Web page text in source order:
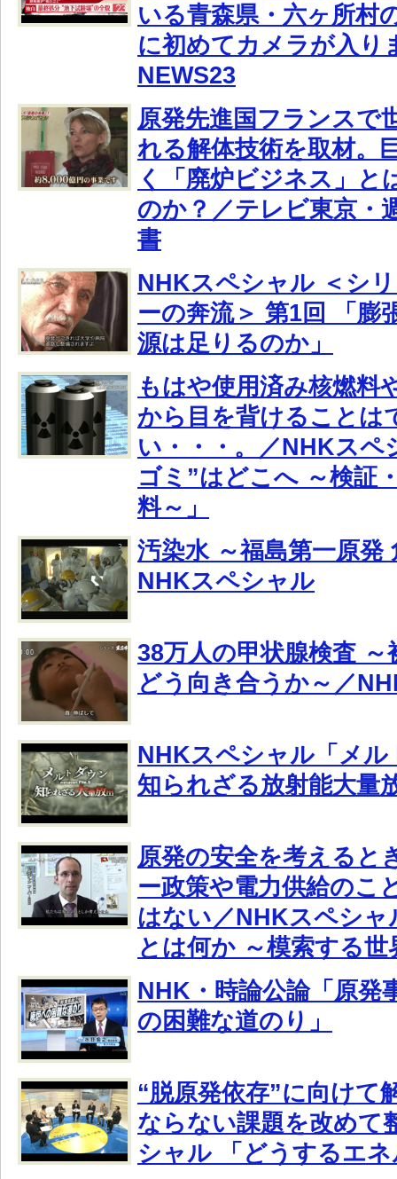
いる青森県・六ヶ所村
に初めてカメラが入り
NEWS23
原発先進国フランスで
れる解体技術を取材。
く「廃炉ビジネス」と
のか？／テレビ東京・
書
NHKスペシャル ＜シ
ーの奔流＞ 第1回 「
源は足りるのか」
もはや使用済み核燃料
から目を背けることは
い・・・。／NHKスペ
ゴミ”はどこへ ～検証
料～」
汚染水 ～福島第一原発
NHKスペシャル
38万人の甲状腺検査
どう向き合うか～／
NHKスペシャル「メ
知られざる放射能大量
原発の安全を考えると
ー政策や電力供給のこ
はない／NHKスペシャ
とは何か ～模索する世
NHK・時論公論「原発
の困難な道のり」
“脱原発依存”に向けて
ならない課題を改めて
シャル 「どうするエ